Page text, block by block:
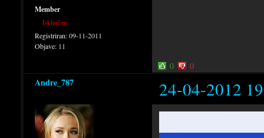
Member
Isključen
Registriran:09-11-2011
Objave: 11
0 0
Andre_787 24-04-2012